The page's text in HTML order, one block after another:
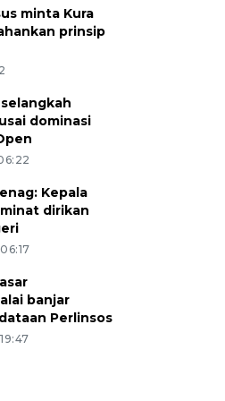
minta Kura
prinsip
dominasi
Kepala
dirikan
banjar
Perlinsos